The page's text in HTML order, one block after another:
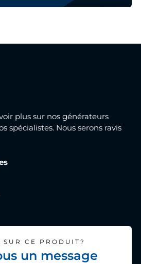
plus sur nos générateurs
spécialistes. Nous serons ravis
SUR CE PRODUIT?
un message